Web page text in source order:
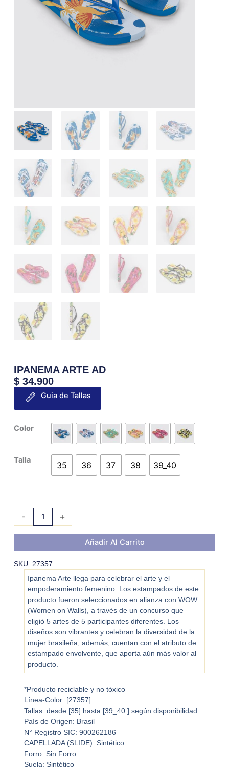
IPANEMA ARTE AD
$34.900
Guia de Tallas
Color
Talla 35 36 37 38 39_40
-
IPANEMA
cantidad
+
Añadir Al Carrito
SKU: 27357
Ipanema Arte llega para celebrar el arte y el
empoderamiento femenino. Los estampados de este
producto fueron seleccionados en alianza con WOW
(Women on Walls), a través de un concurso que
eligió 5 artes de 5 participantes diferentes. Los
diseños son vibrantes y celebran la diversidad de la
mujer brasileña; además, cuentan con el atributo de
estampado envolvente, que aporta aún más valor al
producto.
*Producto reciclable y no tóxico
Línea-Color: [27357]
Tallas: desde [35] hasta [39_40 ] según disponibilidad
País de Origen: Brasil
N° Registro SIC: 900262186
CAPELLADA (SLIDE): Sintético
Forro: Sin Forro
Suela: Sintético